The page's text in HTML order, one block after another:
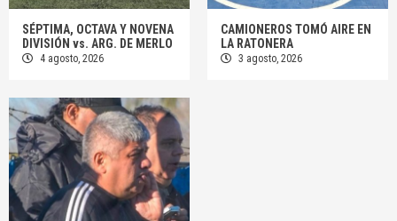
SÉPTIMA, OCTAVA Y NOVENA
DIVISIÓN vs. ARG. DE MERLO
4 agosto, 2026
CAMIONEROS TOMÓ AIRE EN
LA RATONERA
3 agosto, 2026